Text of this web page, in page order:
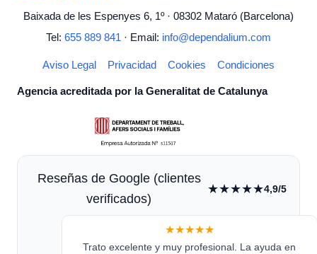
Baixada de les Espenyes 6, 1º · 08302 Mataró (Barcelona)
Tel: 655 889 841 · Email: info@dependalium.com
Aviso Legal Privacidad Cookies Condiciones
Agencia acreditada por la Generalitat de Catalunya
Reseñas de Google (clientes
verificados)
★★★★★4,9/5
★★★★★
Trato excelente y muy profesional. La ayuda en